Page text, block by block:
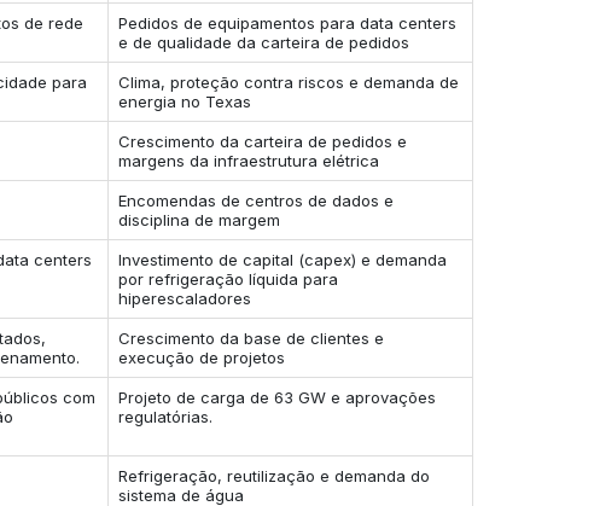
de rede
Pedidos de equipamentos para data centers
e de qualidade da carteira de pedidos
para
Clima, proteção contra riscos e demanda de
energia no Texas
Crescimento da carteira de pedidos e
margens da infraestrutura elétrica
Encomendas de centros de dados e
disciplina de margem
centers
Investimento de capital (capex) e demanda
por refrigeração líquida para
hiperescaladores
Crescimento da base de clientes e
execução de projetos
com
Projeto de carga de 63 GW e aprovações
regulatórias.
Refrigeração, reutilização e demanda do
sistema de água